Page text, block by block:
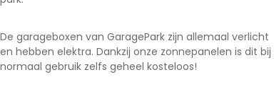
De garageboxen van GaragePark zijn allemaal verlicht
en hebben elektra. Dankzij onze zonnepanelen is dit bij
normaal gebruik zelfs geheel kosteloos!